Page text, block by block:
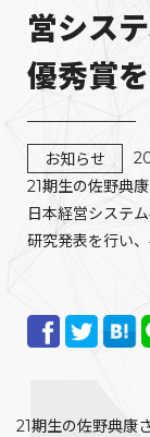
営シス
優秀賞
お知らせ
21期生の佐野典
日本経営システ
研究発表を行い
21期生の佐野典康